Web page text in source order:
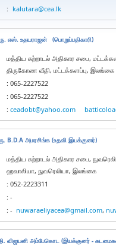
: kalutara@cea.lk
எஸ். உதயராஜன் (பொறுப்பதிகாரி)
மத்திய சுற்றாடல் அதிகார சபை,
திருகோண வீதி, மட்டக்களப்பு, இலங்கை
: 065-2227522
: 065-2227522
: ceadobt@yahoo.com
B.D.A அமரசிங்க (உதவி இயக்குனர்)
மத்திய சுற்றாடல் அதிகார சபை,
ஹவாலியா, நுவரெலியா, இலங்கை
: 052-2223311
: -
: - nuwaraeliyacea@gmail.com,
விஜயனி அம்பேகொட (இயக்குனர் -